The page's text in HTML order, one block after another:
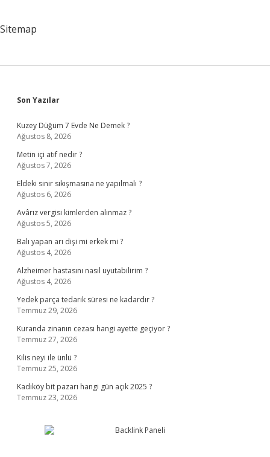
Sitemap
Sidebar
Son Yazılar
Kuzey Düğüm 7 Evde Ne Demek ?
Ağustos 8, 2026
Metin içi atıf nedir ?
Ağustos 7, 2026
Eldeki sinir sıkışmasına ne yapılmalı ?
Ağustos 6, 2026
Avârız vergisi kimlerden alınmaz ?
Ağustos 5, 2026
Balı yapan arı dişi mi erkek mi ?
Ağustos 4, 2026
Alzheimer hastasını nasıl uyutabilirim ?
Ağustos 4, 2026
Yedek parça tedarik süresi ne kadardır ?
Temmuz 29, 2026
Kuranda zinanın cezası hangi ayette geçiyor ?
Temmuz 27, 2026
Kilis neyi ile ünlü ?
Temmuz 25, 2026
Kadıköy bit pazarı hangi gün açık 2025 ?
Temmuz 23, 2026